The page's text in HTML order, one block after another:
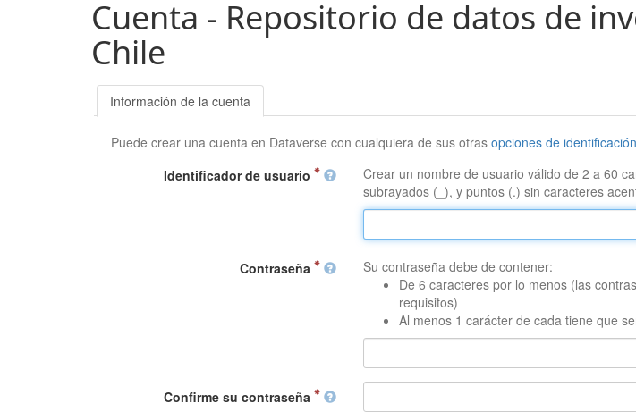
Cuenta - Repositorio de datos de
Chile
Información de la cuenta
Puede crear una cuenta en Dataverse con cualquiera de sus otrasopciones de identificación
Identificador de usuario
Crear un nombre de usuario válido de 2 a 60
subrayados (_), y puntos (.) sin caracteres
Contraseña
Su contraseña debe de contener:
De 6 caracteres por lo menos (las
requisitos)
Al menos 1 carácter de cada tiene que
Confirme su contraseña